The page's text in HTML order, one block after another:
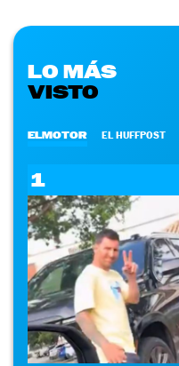
LO MÁS
VISTO
ELMOTOR EL HUFFPOST
1